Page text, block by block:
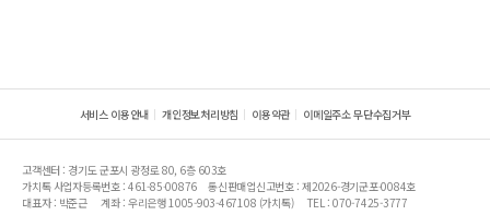
서비스 이용안내 개인정보처리방침 이용약관 이메일주소 무단수집거부
고객센터 : 경기도 군포시 광정로 80, 6층 603호
가치톡 사업자등록번호 : 461-85-00876
통신판매업신고번호 : 제2026-경기군포-0084호
대표자 : 박준근
계좌 : 우리은행 1005-903-467108 (가치톡)
TEL : 070-7425-3777